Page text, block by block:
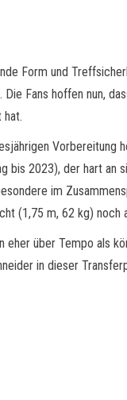
Form und
Fans hoffen nun,
hat.
Vorbereitung
bis 2023), der hart an
im
(1,75 m, 62 kg) noch
über Tempo als
in dieser